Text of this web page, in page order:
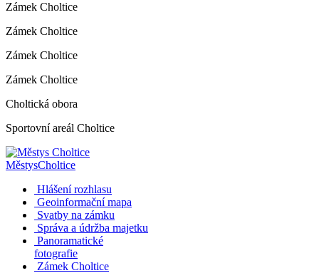
Zámek Choltice
Zámek Choltice
Zámek Choltice
Zámek Choltice
Choltická obora
Sportovní areál Choltice
MěstysCholtice
Hlášení rozhlasu
Geoinformační mapa
Svatby na zámku
Správa a údržba majetku
Panoramatické
fotografie
Zámek Choltice